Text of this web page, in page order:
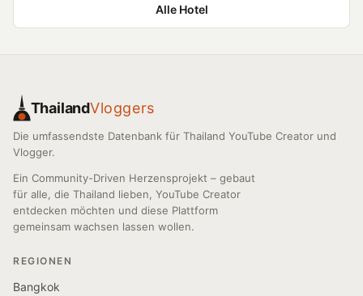
Alle Hotel
ThailandVloggers
Die umfassendste Datenbank für Thailand YouTube Creator und
Vlogger.
Ein Community-Driven Herzensprojekt – gebaut
für alle, die Thailand lieben, YouTube Creator
entdecken möchten und diese Plattform
gemeinsam wachsen lassen wollen.
REGIONEN
Bangkok